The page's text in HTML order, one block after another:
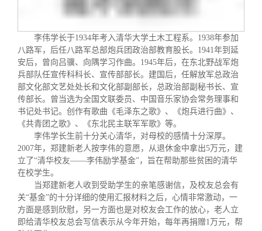
校友讲坛
校友视界
实用信息
总会章程
理事会名单
制度法规
联系我们
李伟学长于1934年考入清华大学土木工程系。 1938年参加
八路军，后任八路军总部炮兵团政治部教育股长。 1941年到延
安后，曾向吕骥、向隅学习作曲。 1945年后，在东北野战军炮
兵部队任宣传科科长、宣传部部长。建国后，任解放军总政治
部文化部文艺处处长和文化部副部长，总政治部副秘书长、宣
传部长。曾当选为全国文联委员、中国音乐家协会常务理事和
书记处书记。创作有歌曲《毛泽东之歌》、《炮兵进行曲》、
《共青团之歌》、《东北民主联军军歌》等。
李伟学长生前十分关心清华，对母校的感情十分深厚。
2007年，郑建新老人按李伟的意愿，从退休金中拿出5万元，建
立了“清华校友――李伟励学基金”，旨在帮助那些贫困的清华
在校学生。
当郑建新老人收到受助学生的亲笔感谢信，及校友总会有
关“基金”的十分详细的使用汇报材料之后，心情非常激动，一
方面是感到欣慰，另一方面也是对校友会工作的放心，老人立
即给清华校友总会写信表示从今年开始，每年再捐赠1 万元，帮